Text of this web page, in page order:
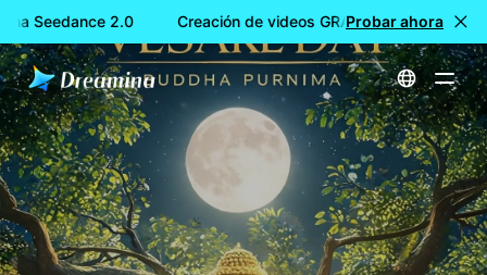
Seedance 2.0 Creación de videos GRATIS con Dreamina
Probar ahora
Inicio